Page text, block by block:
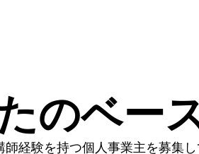
のベー
師経験を持つ個人事業主を募集